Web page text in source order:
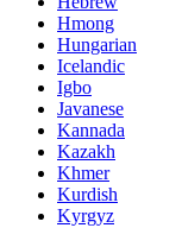
Hmong
Hungarian
Icelandic
Igbo
Javanese
Kannada
Kazakh
Khmer
Kurdish
Kyrgyz